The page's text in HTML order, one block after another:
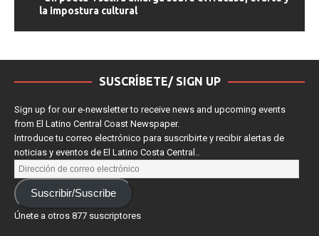
“Un poeta”: sátira amarga sobre el fracaso, el arte y
la impostura cultural
SUSCRÍBETE/ SIGN UP
Sign up for our e-newsletter to receive news and upcoming events
from El Latino Central Coast Newspaper.
Introduce tu correo electrónico para suscribirte y recibir alertas de
noticias y eventos de El Latino Costa Central..